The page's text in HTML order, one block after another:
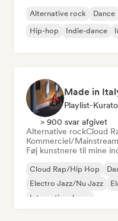
Alternative rock Dance
Hip-hop
Indie-dance
Made in
Playlist-
> 900 svar afgivet
Alternative rockCloud
Kommerciel/Mainstream
Føj kunstnere til mine
Cloud Rap/Hip Hop
Electro Jazz/Nu Jazz
International pop